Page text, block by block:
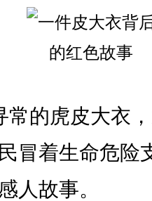
常的虎皮大衣
冒着生命危险
人故事。